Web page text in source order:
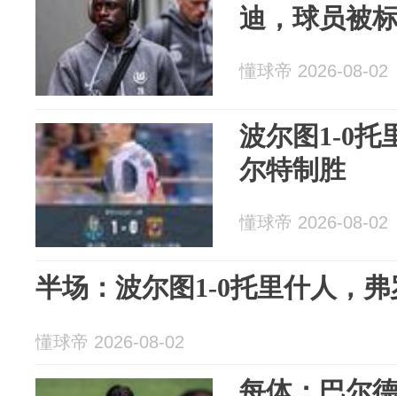
迪，球员被
懂球帝 2026-08-02
波尔图1-0托
尔特制胜
懂球帝 2026-08-02
半场：波尔图1-0托里什人，
懂球帝 2026-08-02